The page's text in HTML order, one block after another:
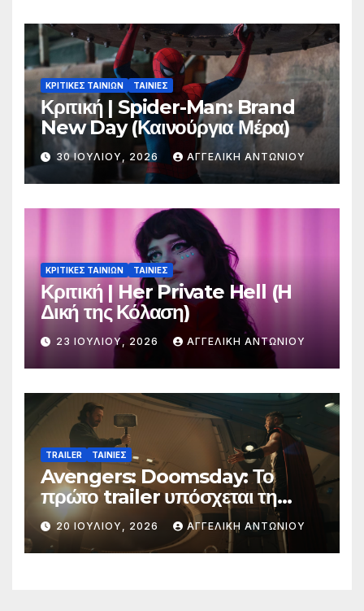
ΚΡΙΤΙΚΕΣ ΤΑΙΝΙΩΝ ΤΑΙΝΙΕΣ
Κριτική | Spider-Man: Brand
New Day (Καινούργια Μέρα)
30 ΙΟΥΛΊΟΥ, 2026 ΑΓΓΕΛΙΚΉ ΑΝΤΩΝΊΟΥ
ΚΡΙΤΙΚΕΣ ΤΑΙΝΙΩΝ ΤΑΙΝΙΕΣ
Κριτική | Her Private Hell (H
Δική της Κόλαση)
23 ΙΟΥΛΊΟΥ, 2026 ΑΓΓΕΛΙΚΉ ΑΝΤΩΝΊΟΥ
TRAILER ΤΑΙΝΙΕΣ
Avengers: Doomsday: Το
πρώτο trailer υπόσχεται τη
μεγαλύτερη μάχη στην ιστορία
της Marvel
20 ΙΟΥΛΊΟΥ, 2026 ΑΓΓΕΛΙΚΉ ΑΝΤΩΝΊΟΥ